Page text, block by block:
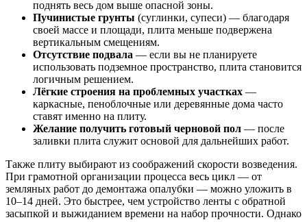
поднять весь дом выше опасной зоны.
Пучинистые грунты (суглинки, супеси) — благодаря
своей массе и площади, плита меньше подвержена
вертикальным смещениям.
Отсутствие подвала — если вы не планируете
использовать подземное пространство, плита становится
логичным решением.
Лёгкие строения на проблемных участках —
каркасные, пеноблочные или деревянные дома часто
ставят именно на плиту.
Желание получить готовый черновой пол — после
заливки плита служит основой для дальнейших работ.
Также плиту выбирают из соображений скорости возведения.
При грамотной организации процесса весь цикл — от
земляных работ до демонтажа опалубки — можно уложить в
10–14 дней. Это быстрее, чем устройство ленты с обратной
засыпкой и выжиданием времени на набор прочности. Однако